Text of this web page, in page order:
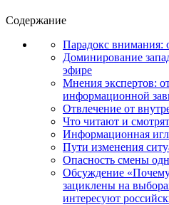
Содержание
Парадокс внимания:
Доминирование
эфире
Мнения экспертов:
информационной
Отвлечение от
Что читают и
Информационная
Пути изменения
Опасность смены
Обсуждение
зациклены на
интересуют